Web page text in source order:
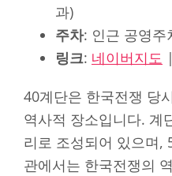
과)
주차: 인근 공영주
링크: 네이버지도 |
40계단은 한국전쟁 당
역사적 장소입니다. 계
리로 조성되어 있으며,
관에서는 한국전쟁의